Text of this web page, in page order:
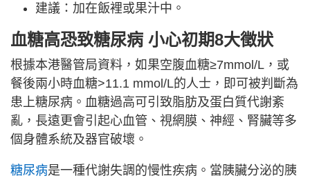
建議：加在飯裡或果汁中。
血糖高恐致糖尿病 小心初期8大徵狀
根據本港醫管局資料，如果空腹血糖≥7mmol/L，或
餐後兩小時血糖>11.1 mmol/L的人士，即可被判斷為
患上糖尿病。血糖過高可引致脂肪及蛋白質代謝紊
亂，長遠更會引起心血管、視網膜、神經、腎臟等多
個身體系統及器官破壞。
糖尿病是一種代謝失調的慢性疾病。當胰臟分泌的胰